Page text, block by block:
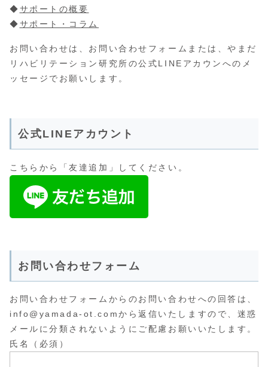
◆サポートの概要
◆サポート・コラム
お問い合わせは、お問い合わせフォームまたは、やまだ
リハビリテーション研究所の公式LINEアカウンへのメ
ッセージでお願いします。
公式LINEアカウント
こちらから「友達追加」してください。
お問い合わせフォーム
お問い合わせフォームからのお問い合わせへの回答は、
info@yamada-ot.comから返信いたしますので、迷惑
メールに分類されないようにご配慮お願いいたします。
氏名（必須）